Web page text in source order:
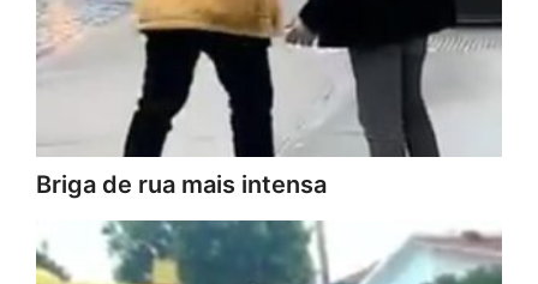
Briga de rua mais intensa